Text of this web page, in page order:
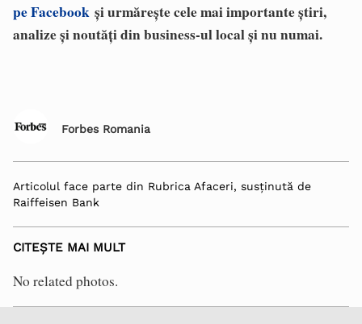
pe Facebook și urmărește cele mai importante știri,
analize și noutăți din business-ul local și nu numai.
Forbes Romania
Articolul face parte din Rubrica Afaceri, susținută de
Raiffeisen Bank
CITEȘTE MAI MULT
No related photos.